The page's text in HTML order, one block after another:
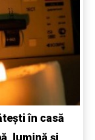
în casă
lumină și